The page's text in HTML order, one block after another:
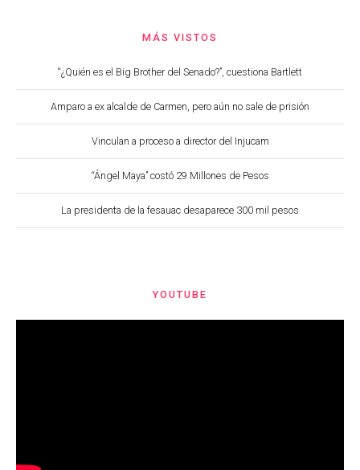
MÁS VISTOS
“¿Quién es el Big Brother del Senado?”, cuestiona Bartlett
Amparo a ex alcalde de Carmen, pero aún no sale de prisión
Vinculan a proceso a director del Injucam
“Ángel Maya” costó 29 Millones de Pesos
La presidenta de la fesauac desaparece 300 mil pesos
YOUTUBE